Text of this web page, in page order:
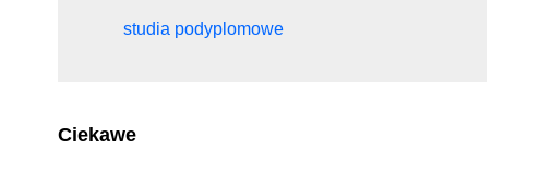
studia podyplomowe
Ciekawe